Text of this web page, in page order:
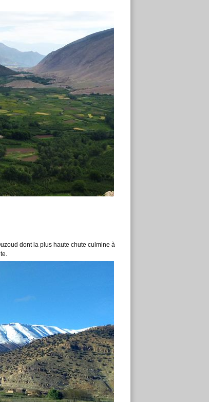
dont la plus haute chute culmine à